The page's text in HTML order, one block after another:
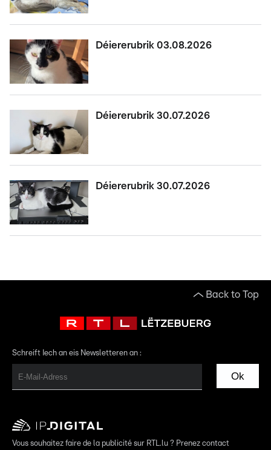
Déiererubrik 03.08.2026
Déiererubrik 30.07.2026
Déiererubrik 30.07.2026
Back to Top
Schreift Iech an eis Newsletteren an :
Ok
Vous souhaitez faire de la publicité sur RTL.lu ? Prenez contact